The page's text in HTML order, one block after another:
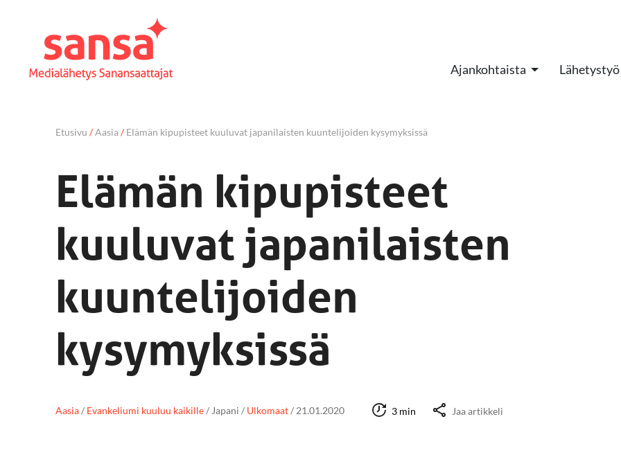
Ajankohtaista Lähetystyö
Etusivu /Aasia/Elämän kipupisteet kuuluvat japanilaisten kuuntelijoiden kysymyksissä
Elämän kipupisteet
kuuluvat japanilaisten
kuuntelijoiden
kysymyksissä
Aasia/ Evankeliumi kuuluu kaikille/ Japani / Ulkomaat/ 21.01.2020 3 min Jaa artikkeli